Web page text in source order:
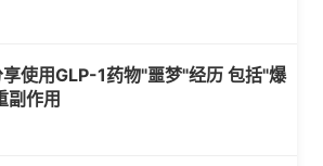
使用GLP-1药物"噩梦"经历 包括"爆
副作用